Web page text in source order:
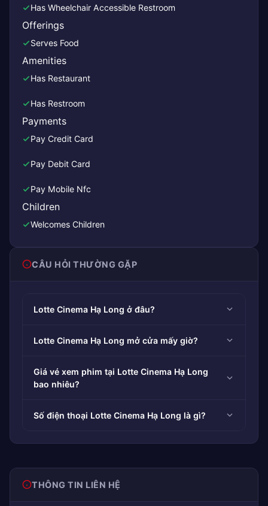
Has Wheelchair Accessible Restroom
Offerings
Serves Food
Amenities
Has Restaurant
Has Restroom
Payments
Pay Credit Card
Pay Debit Card
Pay Mobile Nfc
Children
Welcomes Children
CÂU HỎI THƯỜNG GẶP
Lotte Cinema Hạ Long ở đâu?
Lotte Cinema Hạ Long mở cửa mấy giờ?
Giá vé xem phim tại Lotte Cinema Hạ Long
bao nhiêu?
Số điện thoại Lotte Cinema Hạ Long là gì?
THÔNG TIN LIÊN HỆ